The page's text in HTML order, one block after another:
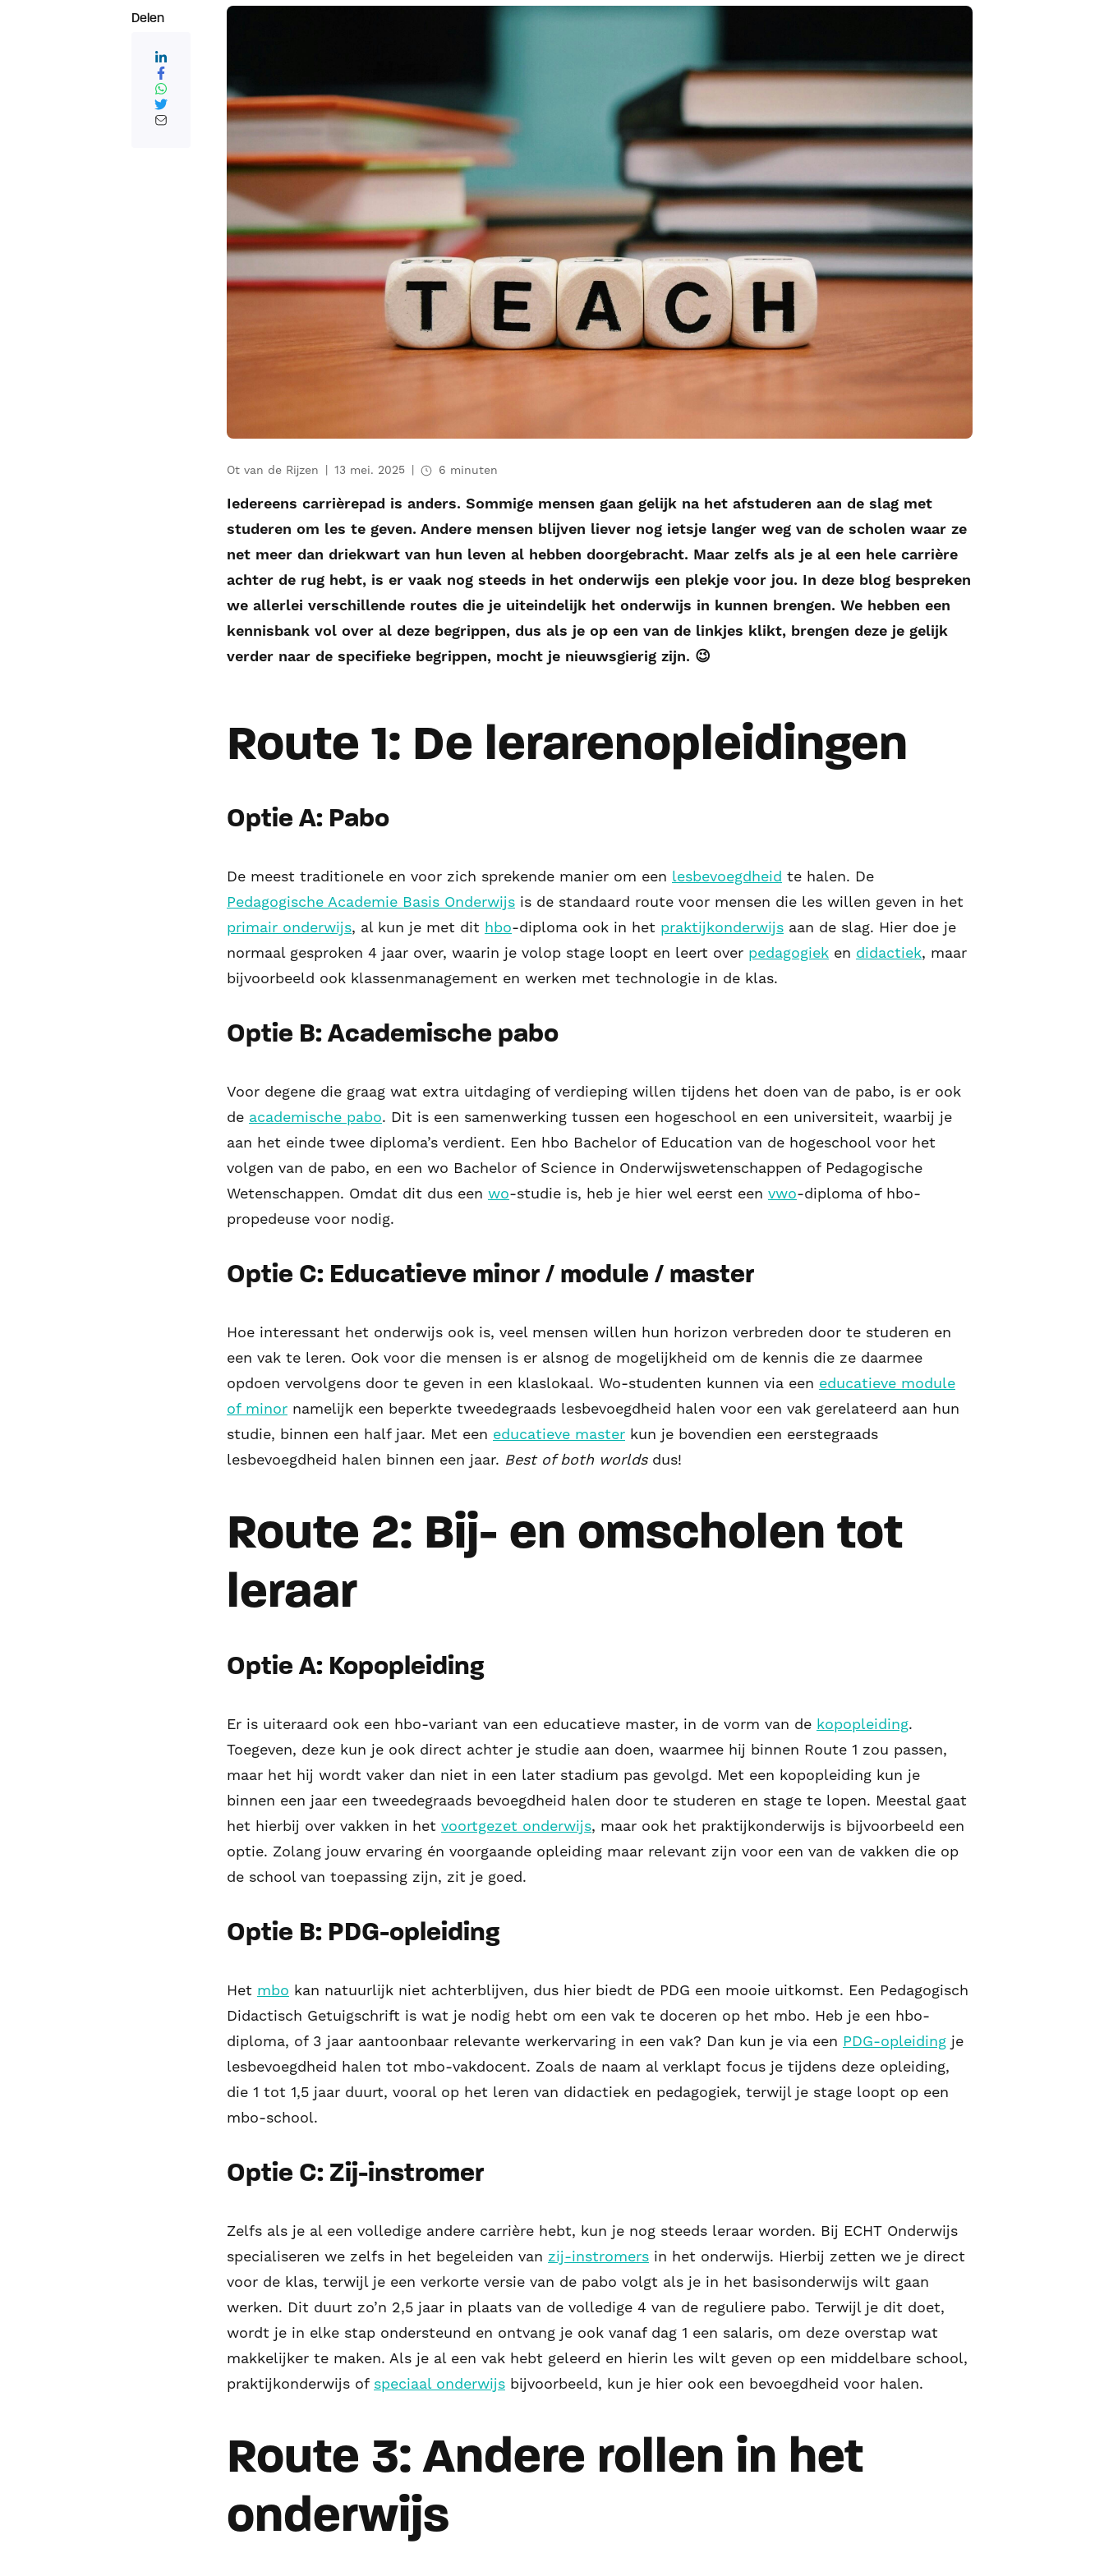
Delen
Ot van de Rijzen 13 mei. 2025 6 minuten
Iedereens carrièrepad is anders. Sommige mensen gaan gelijk na het afstuderen aan de slag met
studeren om les te geven. Andere mensen blijven liever nog ietsje langer weg van de scholen waar ze
net meer dan driekwart van hun leven al hebben doorgebracht. Maar zelfs als je al een hele carrière
achter de rug hebt, is er vaak nog steeds in het onderwijs een plekje voor jou. In deze blog bespreken
we allerlei verschillende routes die je uiteindelijk het onderwijs in kunnen brengen. We hebben een
kennisbank vol over al deze begrippen, dus als je op een van de linkjes klikt, brengen deze je gelijk
verder naar de specifieke begrippen, mocht je nieuwsgierig zijn. 😉
Route 1: De lerarenopleidingen
Optie A: Pabo
De meest traditionele en voor zich sprekende manier om een lesbevoegdheid te halen. De
Pedagogische Academie Basis Onderwijs is de standaard route voor mensen die les willen geven in het
primair onderwijs, al kun je met dit hbo-diploma ook in het praktijkonderwijs aan de slag. Hier doe je
normaal gesproken 4 jaar over, waarin je volop stage loopt en leert over pedagogiek en didactiek, maar
bijvoorbeeld ook klassenmanagement en werken met technologie in de klas.
Optie B: Academische pabo
Voor degene die graag wat extra uitdaging of verdieping willen tijdens het doen van de pabo, is er ook
de academische pabo. Dit is een samenwerking tussen een hogeschool en een universiteit, waarbij je
aan het einde twee diploma’s verdient. Een hbo Bachelor of Education van de hogeschool voor het
volgen van de pabo, en een wo Bachelor of Science in Onderwijswetenschappen of Pedagogische
Wetenschappen. Omdat dit dus een wo-studie is, heb je hier wel eerst een vwo-diploma of hbo-
propedeuse voor nodig.
Optie C: Educatieve minor / module / master
Hoe interessant het onderwijs ook is, veel mensen willen hun horizon verbreden door te studeren en
een vak te leren. Ook voor die mensen is er alsnog de mogelijkheid om de kennis die ze daarmee
opdoen vervolgens door te geven in een klaslokaal. Wo-studenten kunnen via een educatieve module
of minor namelijk een beperkte tweedegraads lesbevoegdheid halen voor een vak gerelateerd aan hun
studie, binnen een half jaar. Met een educatieve master kun je bovendien een eerstegraads
lesbevoegdheid halen binnen een jaar. Best of both worlds dus!
Route 2: Bij- en omscholen tot
leraar
Optie A: Kopopleiding
Er is uiteraard ook een hbo-variant van een educatieve master, in de vorm van de kopopleiding.
Toegeven, deze kun je ook direct achter je studie aan doen, waarmee hij binnen Route 1 zou passen,
maar het hij wordt vaker dan niet in een later stadium pas gevolgd. Met een kopopleiding kun je
binnen een jaar een tweedegraads bevoegdheid halen door te studeren en stage te lopen. Meestal gaat
het hierbij over vakken in het voortgezet onderwijs, maar ook het praktijkonderwijs is bijvoorbeeld een
optie. Zolang jouw ervaring én voorgaande opleiding maar relevant zijn voor een van de vakken die op
de school van toepassing zijn, zit je goed.
Optie B: PDG-opleiding
Het mbo kan natuurlijk niet achterblijven, dus hier biedt de PDG een mooie uitkomst. Een Pedagogisch
Didactisch Getuigschrift is wat je nodig hebt om een vak te doceren op het mbo. Heb je een hbo-
diploma, of 3 jaar aantoonbaar relevante werkervaring in een vak? Dan kun je via een PDG-opleiding je
lesbevoegdheid halen tot mbo-vakdocent. Zoals de naam al verklapt focus je tijdens deze opleiding,
die 1 tot 1,5 jaar duurt, vooral op het leren van didactiek en pedagogiek, terwijl je stage loopt op een
mbo-school.
Optie C: Zij-instromer
Zelfs als je al een volledige andere carrière hebt, kun je nog steeds leraar worden. Bij ECHT Onderwijs
specialiseren we zelfs in het begeleiden van zij-instromers in het onderwijs. Hierbij zetten we je direct
voor de klas, terwijl je een verkorte versie van de pabo volgt als je in het basisonderwijs wilt gaan
werken. Dit duurt zo’n 2,5 jaar in plaats van de volledige 4 van de reguliere pabo. Terwijl je dit doet,
wordt je in elke stap ondersteund en ontvang je ook vanaf dag 1 een salaris, om deze overstap wat
makkelijker te maken. Als je al een vak hebt geleerd en hierin les wilt geven op een middelbare school,
praktijkonderwijs of speciaal onderwijs bijvoorbeeld, kun je hier ook een bevoegdheid voor halen.
Route 3: Andere rollen in het
onderwijs